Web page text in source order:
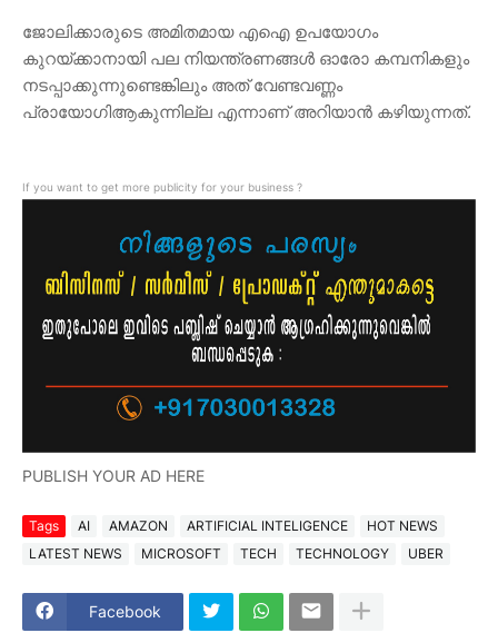
ജോലിക്കാരുടെ അമിതമായ എഐ ഉപയോഗം
കുറയ്ക്കാനായി പല നിയന്ത്രണങ്ങൾ ഓരോ കമ്പനികളും
നടപ്പാക്കുന്നുണ്ടെങ്കിലും അത് വേണ്ടവണ്ണം
പ്രായോഗിആകുന്നില്ല എന്നാണ് അറിയാൻ കഴിയുന്നത്.
If you want to get more publicity for your business ?
PUBLISH YOUR AD HERE
Tags AI AMAZON ARTIFICIAL INTELIGENCE
HOT NEWS
LATEST NEWS
MICROSOFT TECH TECHNOLOGY UBER
Facebook